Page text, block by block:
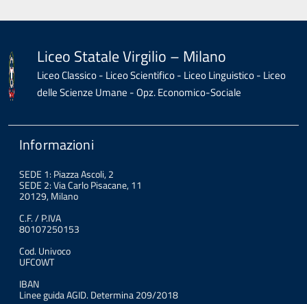
Liceo Statale Virgilio – Milano
Liceo Classico - Liceo Scientifico - Liceo Linguistico - Liceo
delle Scienze Umane - Opz. Economico-Sociale
Informazioni
SEDE 1: Piazza Ascoli, 2
SEDE 2: Via Carlo Pisacane, 11
20129, Milano
C.F. / P.IVA
80107250153
Cod. Univoco
UFC0WT
IBAN
Linee guida AGID. Determina 209/2018